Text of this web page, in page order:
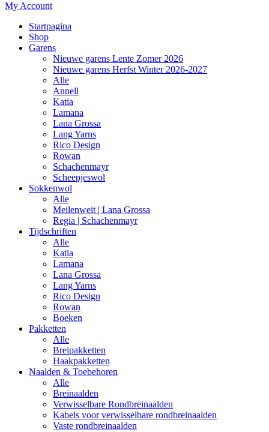
My Account
Startpagina
Shop
Garens
Nieuwe garens Lente Zomer 2026
Nieuwe garens Herfst Winter 2026-2027
Alle
Annell
Katia
Lamana
Lana Grossa
Lang Yarns
Rico Design
Rowan
Schachenmayr
Scheepjeswol
Sokkenwol
Alle
Meilenweit | Lana Grossa
Regia | Schachenmayr
Tijdschriften
Alle
Katia
Lamana
Lana Grossa
Lang Yarns
Rico Design
Rowan
Boeken
Pakketten
Alle
Breipakketten
Haakpakketten
Naalden & Toebehoren
Alle
Breinaalden
Verwisselbare Rondbreinaalden
Kabels voor verwisselbare rondbreinaalden
Vaste rondbreinaalden